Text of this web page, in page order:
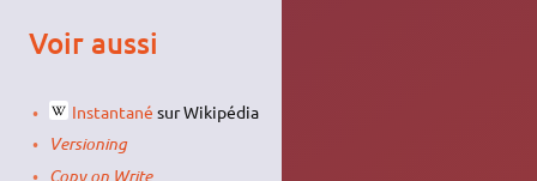
Voir aussi
Instantané sur Wikipédia
Versioning
Copy on Write